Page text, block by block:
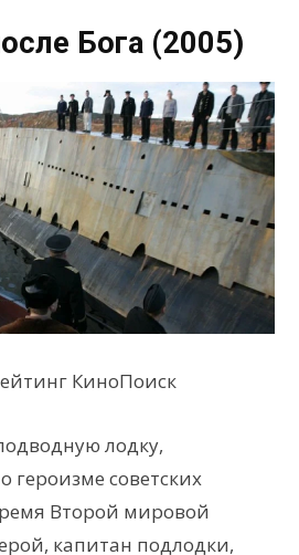
Бога (2005)
КиноПоиск
лодку,
советских
Второй мировой
капитан подлодки,